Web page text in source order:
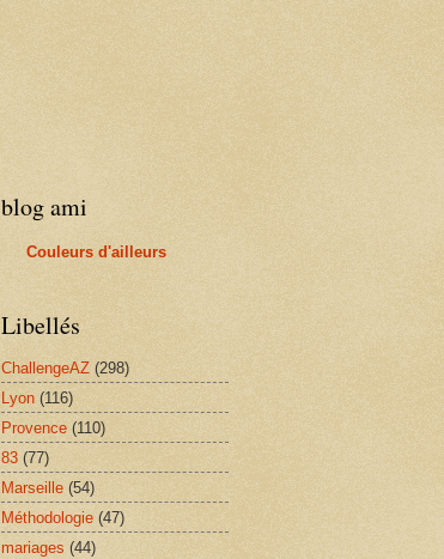
blog ami
Couleurs d'ailleurs
Libellés
ChallengeAZ (298)
Lyon (116)
Provence (110)
83 (77)
Marseille (54)
Méthodologie (47)
mariages (44)